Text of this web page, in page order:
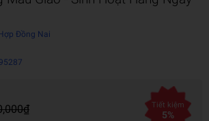
Đồng Nai
Tiết kiệm
5%